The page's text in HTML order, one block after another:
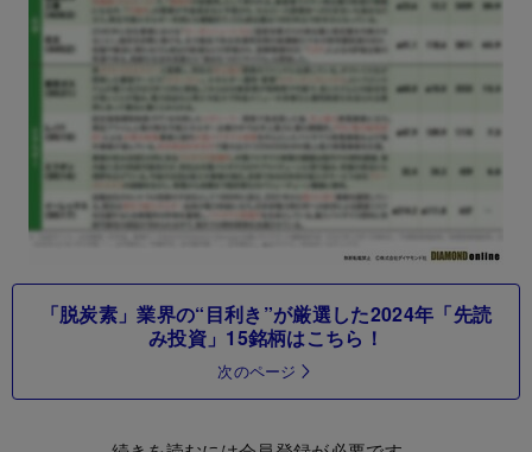
「脱炭素」業界の“目利き”が厳選した2024年「先読
み投資」15銘柄はこちら！
次のページ